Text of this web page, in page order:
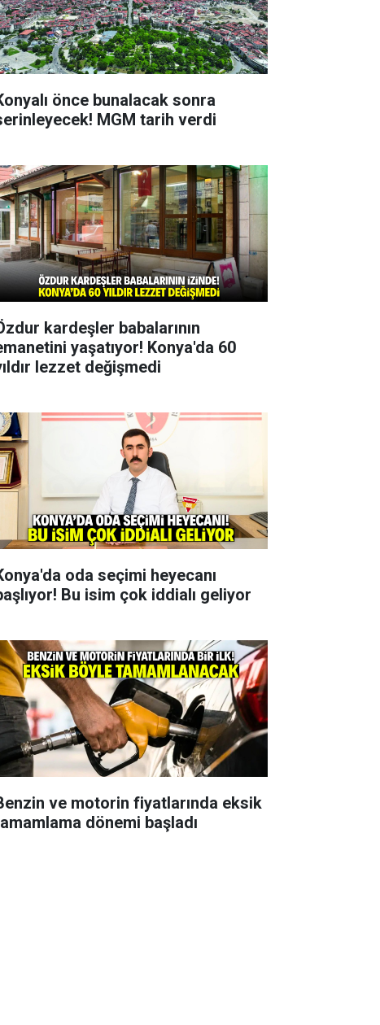
önce bunalacak sonra
MGM tarih verdi
kardeşler babalarının
yaşatıyor! Konya'da 60
lezzet değişmedi
oda seçimi heyecanı
Bu isim çok iddialı geliyor
ve motorin fiyatlarında eksik
dönemi başladı